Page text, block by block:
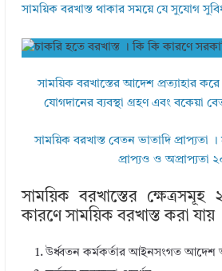
সাময়িক বরখাস্ত থাকার সময়ে যে সুযোগ
সাময়িক বরখাস্তের আদেশ প্রত্যাহার
যোগদানের ব্যবস্থা গ্রহণ এবং বকেয়া
সাময়িক বরখাস্ত বেতন ভাতাদি প্রাপ্যতা
প্রাপ্যও ও অপ্রাপ্যতা
সাময়িক বরখাস্তের
কারণে সাময়িক বরখাস্ত করা যায়
উর্ধ্বতন কর্মকর্তার আইনসংগত আদেশ